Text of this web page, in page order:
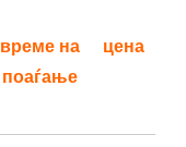
време на
поаѓање
цена